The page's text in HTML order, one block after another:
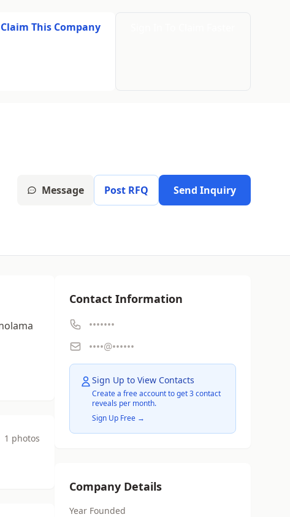
Claim This Company
Message Post RFQ Send Inquiry
1 photos
Contact Information
•••••••
••••@••••••
Sign Up to View Contacts
Create a free account to get 3 contact
reveals per month.
Sign Up Free →
Company Details
Year Founded